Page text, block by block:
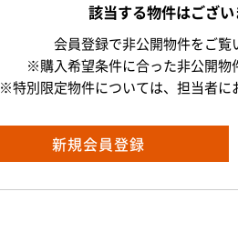
該当する物件はござい
会員登録で非公開物件をご覧
※購入希望条件に合った非公開物
※特別限定物件については、担当者に
新規会員登録